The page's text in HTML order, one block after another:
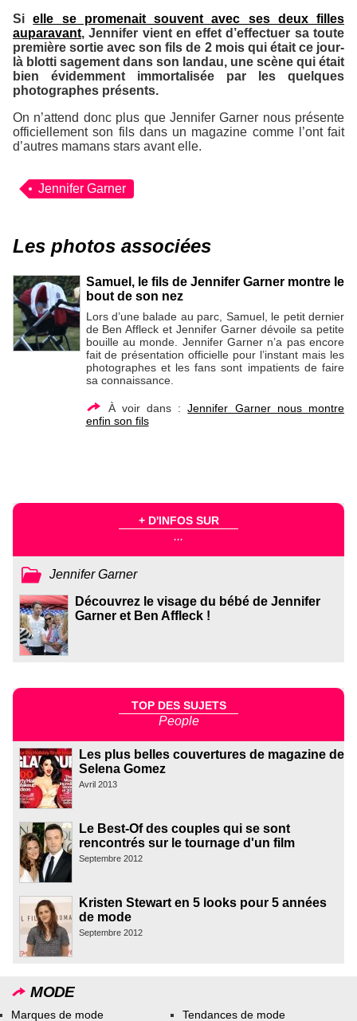
Sielle se promenait souvent avec ses deux filles
auparavant, Jennifer vient en effet d’effectuer sa toute
première sortie avec son fils de 2 mois qui était ce jour-
là blotti sagement dans son landau, une scène qui était
bien évidemment immortalisée par les quelques
photographes présents.
On n’attend donc plus que Jennifer Garner nous présente
officiellement son fils dans un magazine comme l’ont fait
d’autres mamans stars avant elle.
Jennifer Garner
Les photos associées
Samuel, le fils de Jennifer Garner montre le
bout de son nez
Lors d’une balade au parc, Samuel, le petit dernier
de Ben Affleck et Jennifer Garner dévoile sa petite
bouille au monde. Jennifer Garner n’a pas encore
fait de présentation officielle pour l’instant mais les
photographes et les fans sont impatients de faire
sa connaissance.
À voir dans :Jennifer Garner nous montre
enfin son fils
+ D'INFOS SUR
...
Jennifer Garner
Découvrez le visage du bébé de Jennifer
Garner et Ben Affleck !
TOP DES SUJETS
People
Les plus belles couvertures de magazine de
Selena Gomez
Avril 2013
Le Best-Of des couples qui se sont
rencontrés sur le tournage d'un film
Septembre 2012
Kristen Stewart en 5 looks pour 5 années
de mode
Septembre 2012
MODE
Marques de mode Tendances de mode